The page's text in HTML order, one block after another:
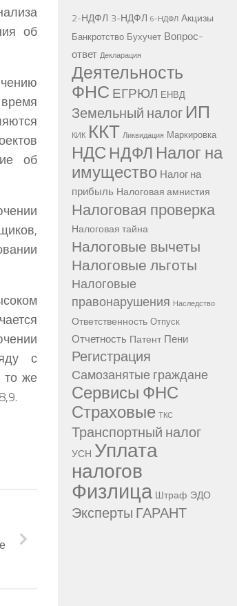
об
об
с
то же
2-НДФЛ 3-НДФЛ 6-НДФЛ Акцизы
Банкротство Бухучет Вопрос-
ответ Декларация
Деятельность
ФНС ЕГРЮЛ ЕНВД
Земельный налог ИП
КИК ККТ Ликвидация Маркировка
НДС НДФЛ Налог на
имущество Налог на
прибыль Налоговая амнистия
Налоговая проверка
Налоговая тайна
Налоговые вычеты
Налоговые льготы
Налоговые
правонарушения Наследство
Ответственность Отпуск
Отчетность Патент Пени
Регистрация
Самозанятые граждане
Сервисы ФНС
Страховые ТКС
Транспортный налог
УСН Уплата
налогов
Физлица Штраф ЭДО
Эксперты ГАРАНТ